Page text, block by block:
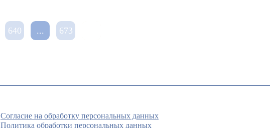
640 ... 673
Согласие на обработку персональных данных
Политика обработки персональных данных